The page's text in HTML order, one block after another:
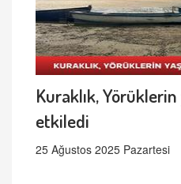
Kuraklık,
etkiledi
25 Ağustos 2025 Pazartesi